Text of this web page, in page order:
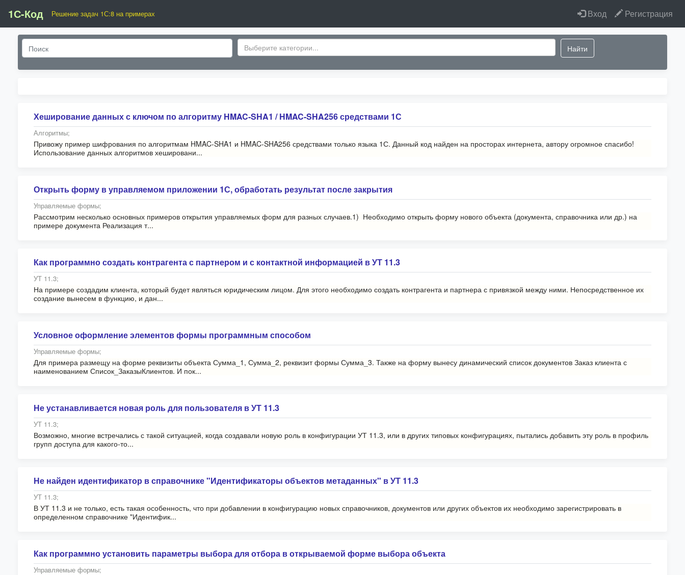
1С-Код Решение задач 1С:8 на примерах Вход Регистрация
Найти
Хеширование данных с ключом по алгоритму HMAC-SHA1 / HMAC-SHA256 средствами 1С
Алгоритмы;
Привожу пример шифрования по алгоритмам HMAC-SHA1 и HMAC-SHA256 средствами только языка 1С. Данный код найден на просторах интернета, автору огромное спасибо!
Использование данных алгоритмов хешировани...
Открыть форму в управляемом приложении 1С, обработать результат после закрытия
Управляемые формы;
Рассмотрим несколько основных примеров открытия управляемых форм для разных случаев.1) Необходимо открыть форму нового объекта (документа, справочника или др.) на
примере документа Реализация т...
Как программно создать контрагента с партнером и с контактной информацией в УТ 11.3
УТ 11.3;
На примере создадим клиента, который будет являться юридическим лицом. Для этого необходимо создать контрагента и партнера с привязкой между ними. Непосредственное их
создание вынесем в функцию, и дан...
Условное оформление элементов формы программным способом
Управляемые формы;
Для примера размещу на форме реквизиты объекта Сумма_1, Сумма_2, реквизит формы Сумма_3. Также на форму вынесу динамический список документов Заказ клиента с
наименованием Список_ЗаказыКлиентов. И пок...
Не устанавливается новая роль для пользователя в УТ 11.3
УТ 11.3;
Возможно, многие встречались с такой ситуацией, когда создавали новую роль в конфигурации УТ 11.3, или в других типовых конфигурациях, пытались добавить эту роль в профиль
групп доступа для какого-то...
Не найден идентификатор в справочнике "Идентификаторы объектов метаданных" в УТ 11.3
УТ 11.3;
В УТ 11.3 и не только, есть такая особенность, что при добавлении в конфигурацию новых справочников, документов или других объектов их необходимо зарегистрировать в
определенном справочнике "Идентифик...
Как программно установить параметры выбора для отбора в открываемой форме выбора объекта
Управляемые формы;